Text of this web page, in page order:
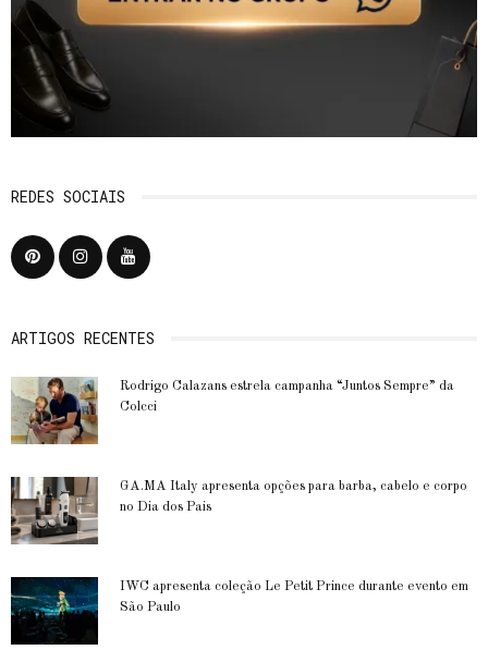
REDES SOCIAIS
ARTIGOS RECENTES
Rodrigo Calazans estrela campanha “Juntos Sempre” da
Colcci
GA.MA Italy apresenta opções para barba, cabelo e corpo
no Dia dos Pais
IWC apresenta coleção Le Petit Prince durante evento em
São Paulo